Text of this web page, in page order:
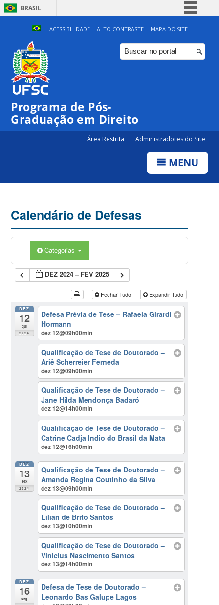
BRASIL
Simplifique!
Comunica BR
Participe
ACESSIBILIDADE ALTO CONTRASTE MAPA DO SITE
Programa de Pós-
Graduação em Direito
Área Restrita Administradores do Site
MENU
Calendário de Defesas
Categorias
DEZ 2024 – FEV 2025
Fechar Tudo Expandir Tudo
DEZ
12
qui
2024
Defesa Prévia de Tese – Rafaela Girardi
Hormann
dez 12@09h00min
Qualificação de Tese de Doutorado –
Ariê Scherreier Ferneda
dez 12@09h00min
Qualificação de Tese de Doutorado –
Jane Hilda Mendonça Badaró
dez 12@14h00min
Qualificação de Tese de Doutorado –
Catrine Cadja Indio do Brasil da Mata
dez 12@16h00min
DEZ
13
sex
2024
Qualificação de Tese de Doutorado –
Amanda Regina Coutinho da Silva
dez 13@09h00min
Qualificação de Tese de Doutorado –
Lílian de Brito Santos
dez 13@10h00min
Qualificação de Tese de Doutorado –
Vinicius Nascimento Santos
dez 13@14h00min
DEZ
16
seg
Defesa de Tese de Doutorado –
Leonardo Bas Galupe Lagos